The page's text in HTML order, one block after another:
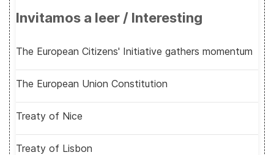
Invitamos a leer / Interesting
The European Citizens' Initiative gathers momentum
The European Union Constitution
Treaty of Nice
Treaty of Lisbon